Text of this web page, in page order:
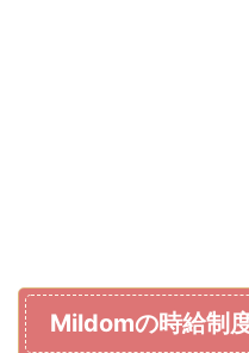
Mildomの時給制